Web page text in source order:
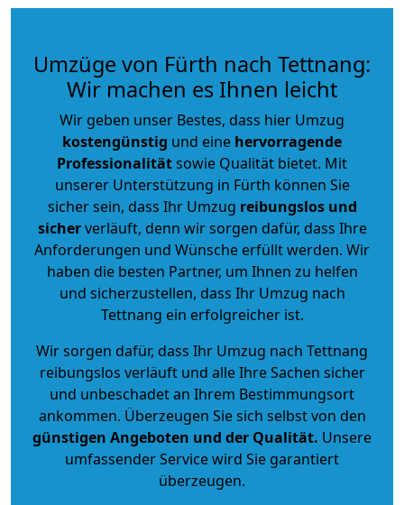
Umzüge von Fürth nach Tettnang:
Wir machen es Ihnen leicht
Wir geben unser Bestes, dass hier Umzug
kostengünstig und eine hervorragende
Professionalitätsowie Qualität bietet. Mit
unserer Unterstützung in Fürth können Sie
sicher sein, dass Ihr Umzug reibungslos und
sicherverläuft, denn wir sorgen dafür, dass Ihre
Anforderungen und Wünsche erfüllt werden. Wir
haben die besten Partner, um Ihnen zu helfen
und sicherzustellen, dass Ihr Umzug nach
Tettnang ein erfolgreicher ist.
Wir sorgen dafür, dass Ihr Umzug nach Tettnang
reibungslos verläuft und alle Ihre Sachen sicher
und unbeschadet an Ihrem Bestimmungsort
ankommen. Überzeugen Sie sich selbst von den
günstigen Angeboten und der Qualität. Unsere
umfassender Service wird Sie garantiert
überzeugen.